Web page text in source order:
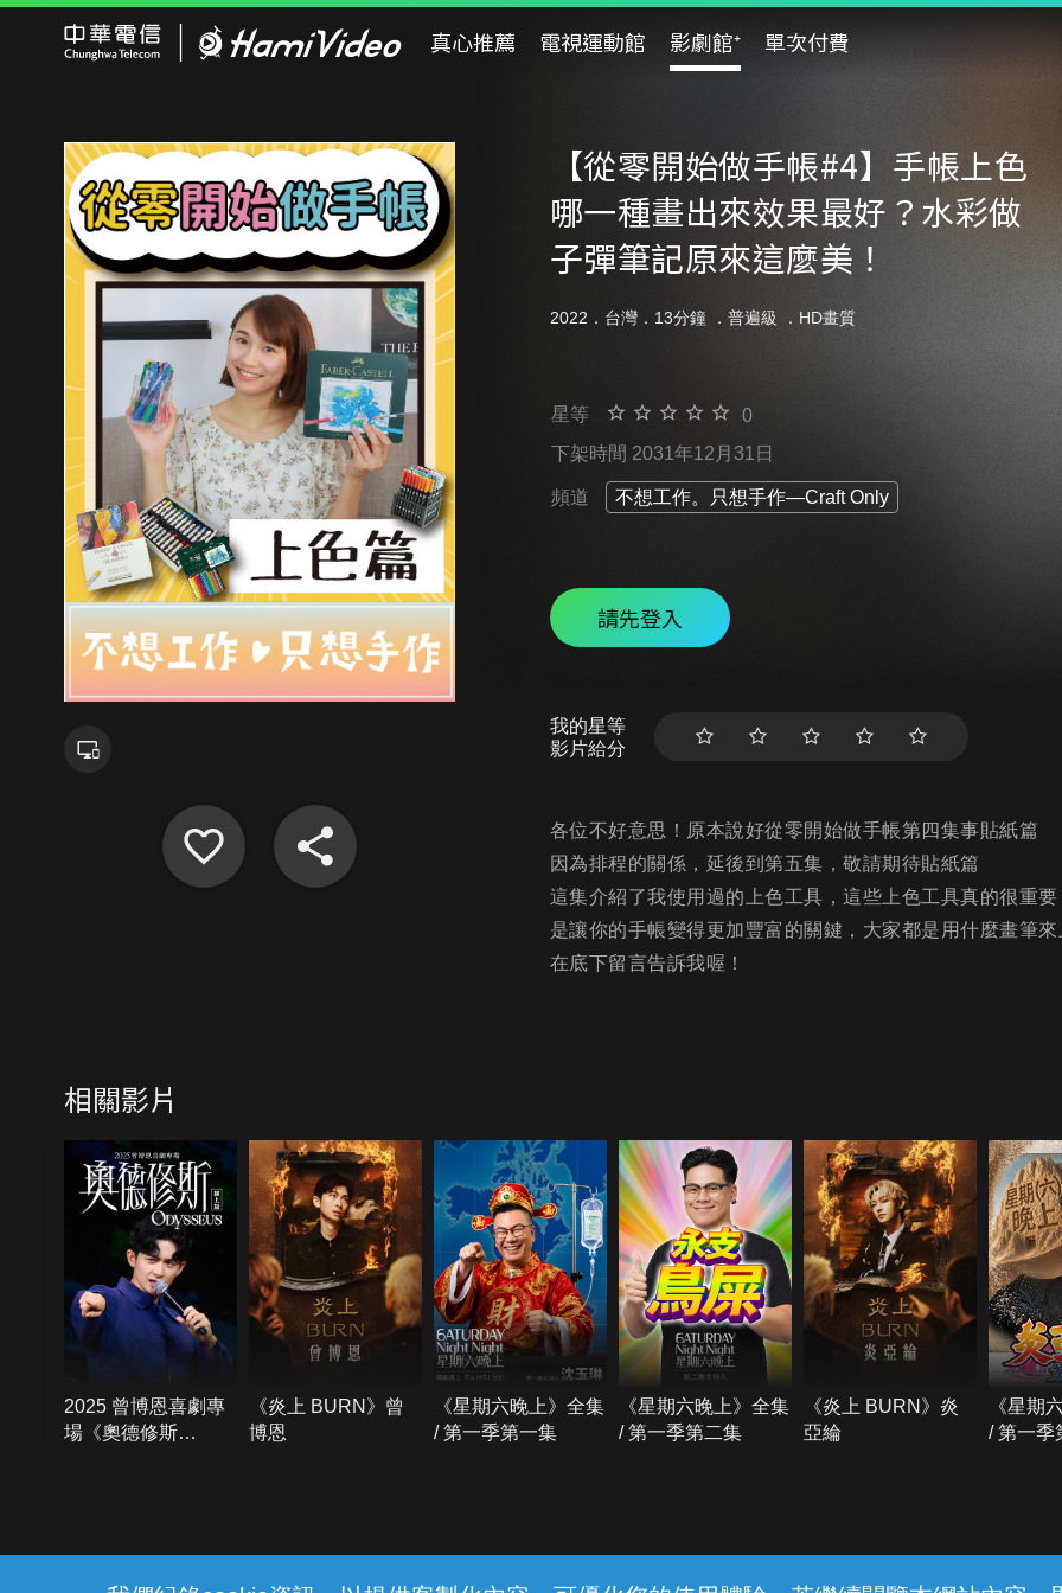
真心推薦 電視運動館 影劇館⁺ 單次付費
【從零開始做手帳#4】手帳上色
哪一種畫出來效果最好？水彩做
子彈筆記原來這麼美！
2022．台灣．13分鐘 ． 普遍級 ．HD畫質
星等
0
下架時間 2031年12月31日
頻道 不想工作。只想手作—Craft Only
請先登入
我的星等
影片給分
各位不好意思！原本說好從零開始做手帳第四集事貼紙篇
因為排程的關係，延後到第五集，敬請期待貼紙篇
這集介紹了我使用過的上色工具，這些上色工具真的很重要
是讓你的手帳變得更加豐富的關鍵，大家都是用什麼畫筆
在底下留言告訴我喔！
相關影片
2025 曾博恩喜劇專
場《奧德修斯
《炎上 BURN》曾
博恩
《星期六晚上》全集
/ 第一季第一集
《星期六晚上》全集
/ 第一季第二集
《炎上 BURN》炎
亞綸
《星期
/ 第一季
線上客服 服務條款 隱私權保護